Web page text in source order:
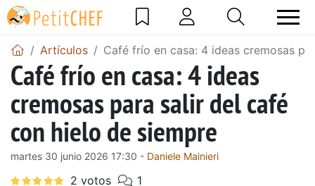
Artículos Café frío en casa: 4 ideas cremosas
Café frío en casa: 4 ideas
cremosas para salir del café
con hielo de siempre
martes 30 junio 2026 17:30 - Daniele Mainieri